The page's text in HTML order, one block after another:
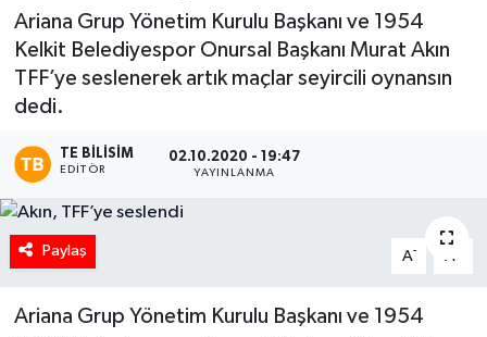
Ariana Grup Yönetim Kurulu Başkanı ve 1954
Kelkit Belediyespor Onursal Başkanı Murat Akın
TFF’ye seslenerek artık maçlar seyircili oynansın
dedi.
TE BILISIM
EDITÖR
02.10.2020 - 19:47
YAYINLANMA
Paylaş A- A
Ariana Grup Yönetim Kurulu Başkanı ve 1954
Tüm Manşetler
Son Dakika Haberleri